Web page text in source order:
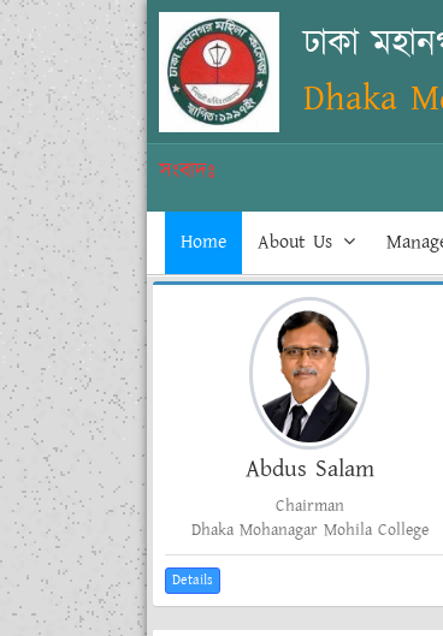
ঢাকা
Dhaka
সংবাদঃ
Home About Us
Abdus Salam
Chairman
Dhaka Mohanagar Mohila College
Details